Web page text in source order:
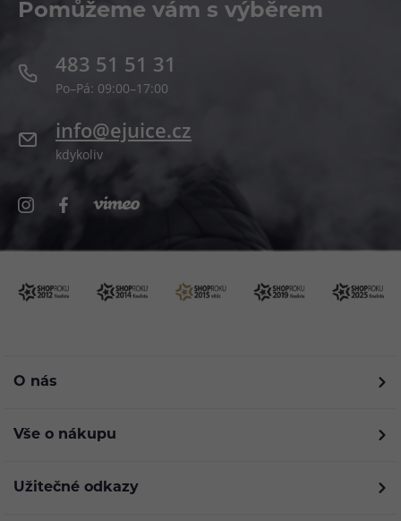
Pomůžeme vám s výběrem
483 51 51 31
Po–Pá: 09:00–17:00
info@ejuice.cz
kdykoliv
O nás
Vše o nákupu
Užitečné odkazy